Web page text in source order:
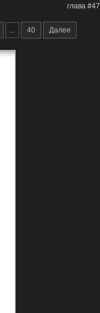
глава #47
... 40 Далее